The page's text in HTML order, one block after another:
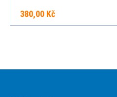
380,00 Kč